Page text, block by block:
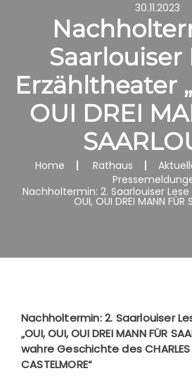
30.11.2023
Saarlouiser
Erzähltheater
OUI DREI
Home Rathaus
Nachholtermin: 2. Saarlouiser Lese
OUI, OUI DREI MANN FÜR
Nachholtermin: 2. Saarlouiser
„OUI, OUI, OUI DREI MANN FÜR
wahre Geschichte des CHARLES
CASTELMORE“